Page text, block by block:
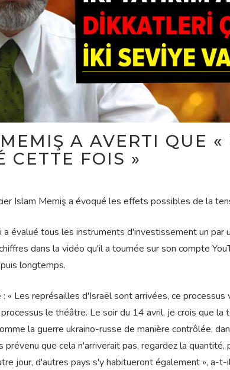
A AVERTI QUE «
CETTE FOIS »
Islam Memiş a évoqué les effets possibles de la
a évalué tous les instruments d'investissement un
dans la vidéo qu'il a tournée sur son compte
longtemps.
« Les représailles d'Israël sont arrivées, ce
le théâtre. Le soir du 14 avril, je crois que
la guerre ukraino-russe de manière contrôlée,
prévenu que cela n'arriverait pas, regardez la
jour, d'autres pays s'y habitueront également », a-t-